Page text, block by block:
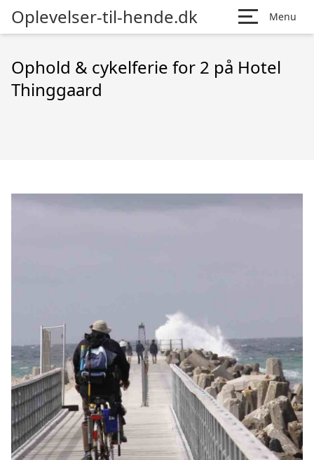
Oplevelser-til-hende.dk Menu
Ophold & cykelferie for 2 på Hotel
Thinggaard